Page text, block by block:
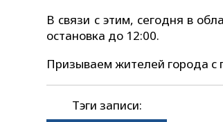
В связи с этим, сегодня в
остановка до 12:00.
Призываем жителей города с
Тэги записи: